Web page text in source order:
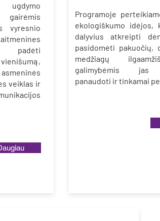
ugdymo
gairėmis
vyresnio
padėti
veiklas ir
Programoje
ekologiškumo idėjos,
dalyvius atkreipti
pasidomėti pakuočių,
medžiagų
galimybėmis jas
panaudoti ir tinkamai